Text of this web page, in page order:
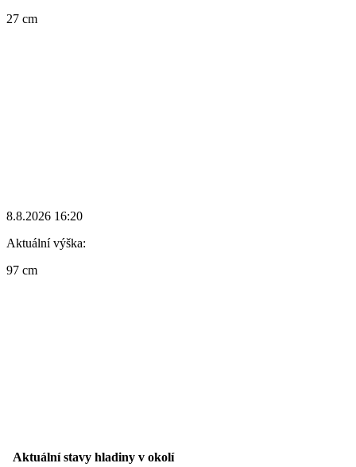
27 cm
8.8.2026 16:20
Aktuální výška:
97 cm
Aktuální stavy hladiny v okolí